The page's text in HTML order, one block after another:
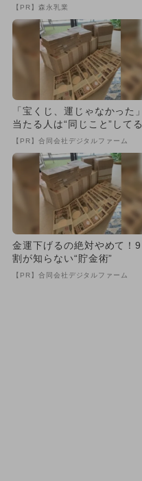
【PR】森永乳業
「宝くじ、運じゃなかった」
当たる人は“同じこと”してる
【PR】合同会社デジタルファーム
金運下げるの絶対やめて！9
割が知らない“貯金術”
【PR】合同会社デジタルファーム